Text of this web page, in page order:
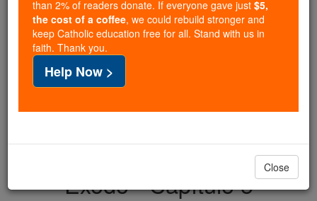
Online, Catholic Online School, Prayer Candles, and
Catholic Online Learning Resourcesessential faith
tools serving over2.2 million students and millions of
families worldwide. Our founders, now in their 70's,
just gave their entire life savings to protect this mission.
But fewer than 2% of readers donate. If everyone gave
just$5, the cost of a coffee, we could rebuild stronger
in faith. Thank you.DONATE TODAY >
Êxodo - Capítulo 5
than 2% of readers donate. If everyone gave just $5,
the cost of a coffee, we could rebuild stronger and
keep Catholic education free for all. Stand with us in
faith. Thank you.
Help Now >
Close